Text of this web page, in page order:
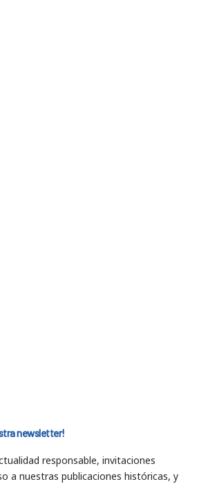
newsletter!
responsable, invitaciones
a nuestras publicaciones históricas, y